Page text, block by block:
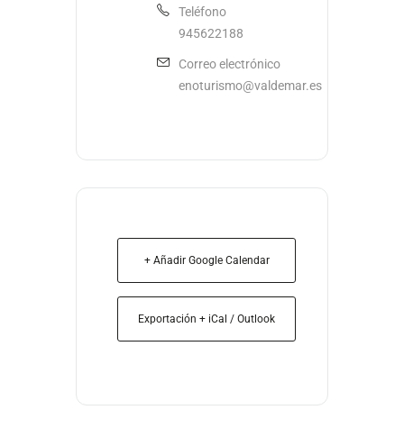
Teléfono
945622188
Correo electrónico
enoturismo@valdemar.es
+ Añadir Google Calendar
Exportación + iCal / Outlook